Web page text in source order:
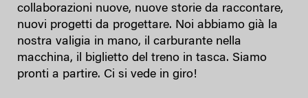
collaborazioni nuove, nuove storie da raccontare,
nuovi progetti da progettare. Noi abbiamo già la
nostra valigia in mano, il carburante nella
macchina, il biglietto del treno in tasca. Siamo
pronti a partire. Ci si vede in giro!